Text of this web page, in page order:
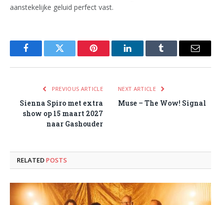
aanstekelijke geluid perfect vast.
FacebookTwitter Pinterest LinkedInTumblr Email
PREVIOUS ARTICLE
Sienna Spiro met extra
show op 15 maart 2027
naar Gashouder
NEXT ARTICLE
Muse – The Wow! Signal
RELATED POSTS